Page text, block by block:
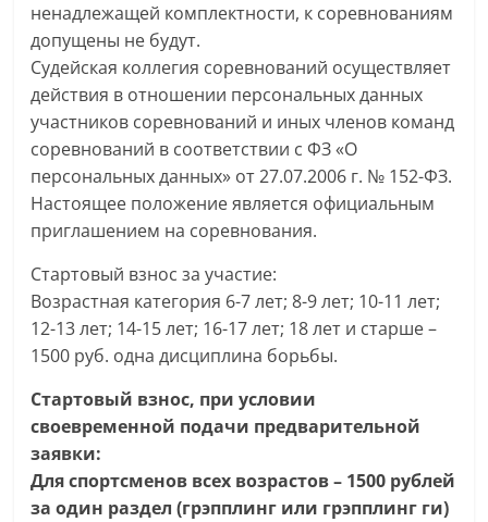
ненадлежащей комплектности, к соревнованиям
допущены не будут.
Судейская коллегия соревнований осуществляет
действия в отношении персональных данных
участников соревнований и иных членов команд
соревнований в соответствии с ФЗ «О
персональных данных» от 27.07.2006 г. № 152-ФЗ.
Настоящее положение является официальным
приглашением на соревнования.
Стартовый взнос за участие:
Возрастная категория 6-7 лет; 8-9 лет; 10-11 лет;
12-13 лет; 14-15 лет; 16-17 лет; 18 лет и старше –
1500 руб. одна дисциплина борьбы.
Стартовый взнос, при условии
своевременной подачи предварительной
заявки:
Для спортсменов всех возрастов – 1500 рублей
за один раздел (грэпплинг или грэпплинг ги)